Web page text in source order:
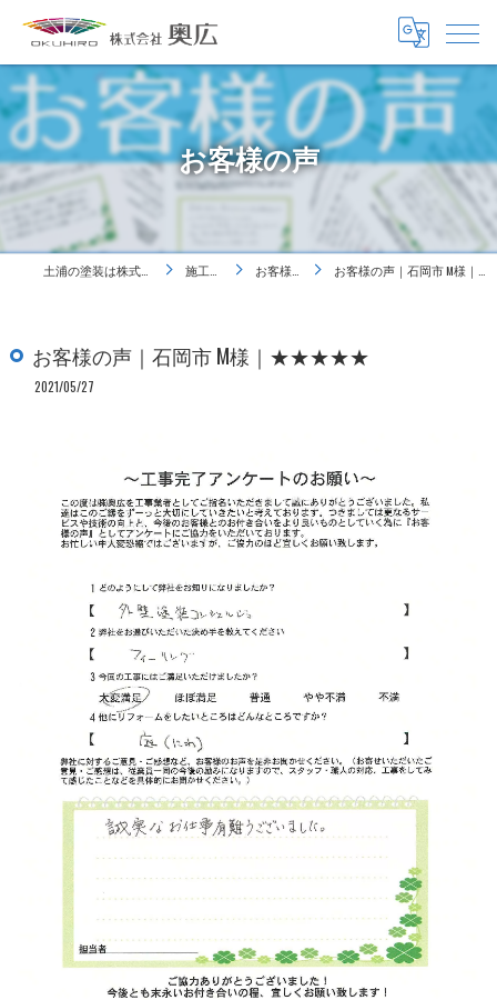
お客様の声
土浦の塗装は株式会社奥広 施工事例 お客様の声 お客様の声｜石岡市 M様｜★★★★★
お客様の声｜石岡市 M様｜★★★★★
2021/05/27